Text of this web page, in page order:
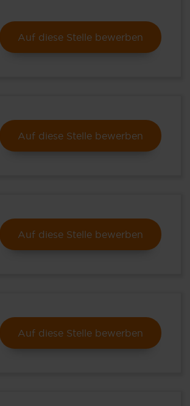
Auf diese Stelle bewerben
Auf diese Stelle bewerben
Auf diese Stelle bewerben
Auf diese Stelle bewerben